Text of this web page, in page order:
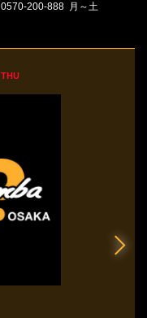
0570-200-888 月～土
THU